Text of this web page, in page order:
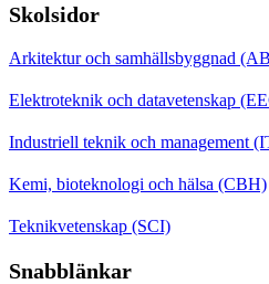
Skolsidor
Arkitektur och samhällsbyggnad
Elektroteknik och datavetenskap
Industriell teknik och management
Kemi, bioteknologi och hälsa (CBH)
Teknikvetenskap (SCI)
Snabblänkar